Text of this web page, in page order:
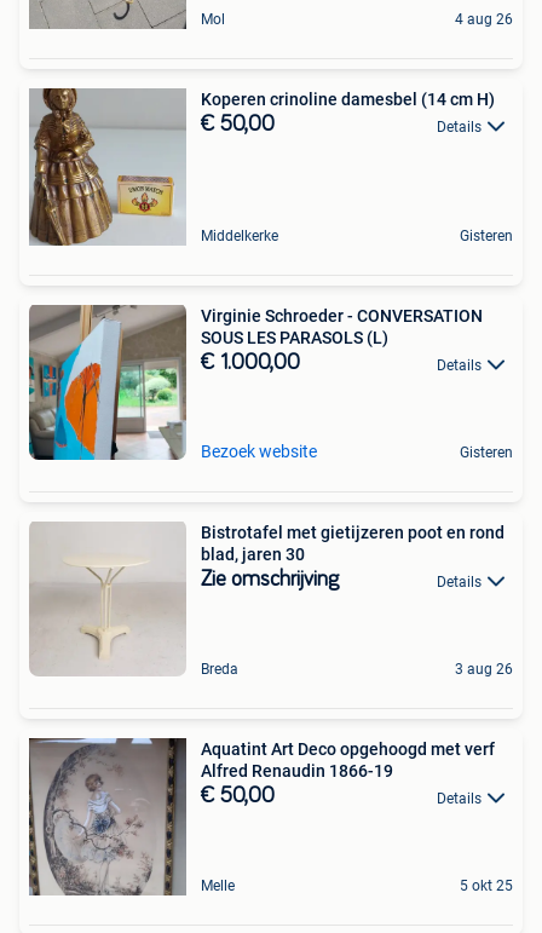
Mol 4 aug 26
Koperen crinoline damesbel (14 cm H)
€ 50,00 Details
Middelkerke Gisteren
Virginie Schroeder - CONVERSATION
SOUS LES PARASOLS (L)
€ 1.000,00 Details
Bezoek website Gisteren
Bistrotafel met gietijzeren poot en rond
blad, jaren 30
Zie omschrijving Details
Breda 3 aug 26
Aquatint Art Deco opgehoogd met verf
Alfred Renaudin 1866-19
€ 50,00 Details
Melle 5 okt 25